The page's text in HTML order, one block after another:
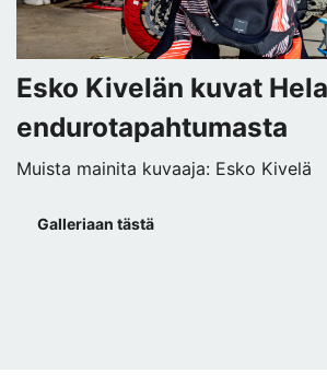
Esko Kivelän kuvat
endurotapahtumasta
Muista mainita kuvaaja: Esko Kivelä
Galleriaan tästä